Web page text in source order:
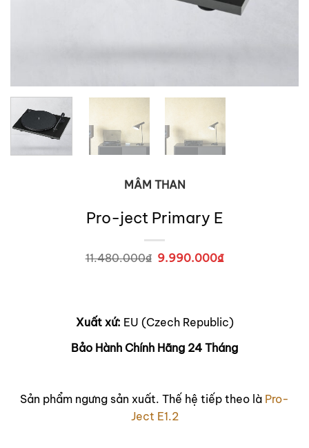
MÂM THAN
Pro-ject Primary E
11.480.000₫ Giá
9.990.000₫Giá
Xuất xứ: EU (Czech Republic)
Bảo Hành Chính Hãng 24 Tháng
Sản phẩm ngưng sản xuất. Thế hệ tiếp theo là Pro-
Ject E1.2